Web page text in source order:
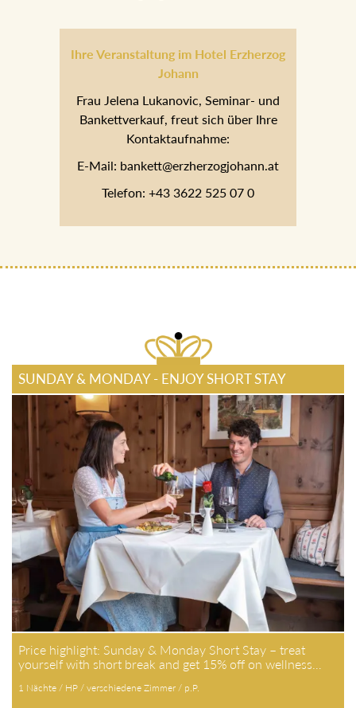
Ihre Veranstaltung im Hotel Erzherzog
Johann
Frau Jelena Lukanovic, Seminar- und
Bankettverkauf, freut sich über Ihre
Kontaktaufnahme:
E-Mail: bankett@erzherzogjohann.at
Telefon: +43 3622 525 07 0
SUNDAY & MONDAY - ENJOY SHORT STAY
Price highlight: Sunday & Monday Short Stay – treat
yourself with short break and get 15% off on wellness…
1 Nächte / HP / verschiedene Zimmer / p.P.